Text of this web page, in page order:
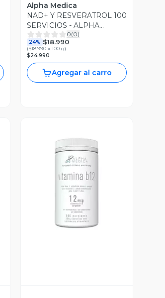
Alpha Medica
NAD+ Y RESVERATROL 100
SERVICIOS - ALPHA
MEDICA
0(0)
24% $18.990
($18.990 x 100 g)
$24.990
Agregar al carro
Vista Previa